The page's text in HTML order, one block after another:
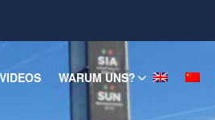
VIDEOS WARUM UNS?